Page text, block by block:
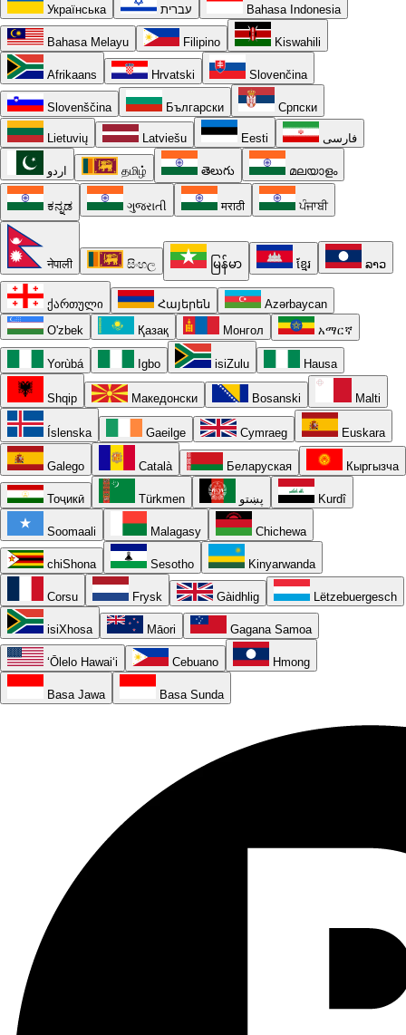
Українська עברית Bahasa Indonesia
Bahasa Melayu Filipino Kiswahili
Afrikaans Hrvatski Slovenčina
Slovenščina Български Српски
Lietuvių Latviešu Eesti فارسی
اردو தமிழ் తెలుగు മലയാളം
ಕನ್ನಡ ગુજરાતી मराठी ਪੰਜਾਬੀ
नेपाली සිංහල မြန်မာ ខ្មែរ ລາວ
ქართული Հայերեն
Azərbaycan
O'zbek
Қазақ Монгол አማርኛ
Yorùbá Igbo isiZulu Hausa
Shqip Македонски Bosanski Malti
Íslenska Gaeilge Cymraeg Euskara
Galego Català Беларуская Кыргызча
Тоҷикӣ Türkmen پښتو Kurdî
Soomaali Malagasy Chichewa
chiShona Sesotho Kinyarwanda
Corsu Frysk Gàidhlig Lëtzebuergesch
isiXhosa Māori Gagana Samoa
ʻŌlelo Hawaiʻi Cebuano Hmong
Basa Jawa Basa Sunda